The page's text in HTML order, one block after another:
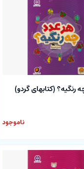
رنگیه؟ (کتابهای گردو)
ناموجود